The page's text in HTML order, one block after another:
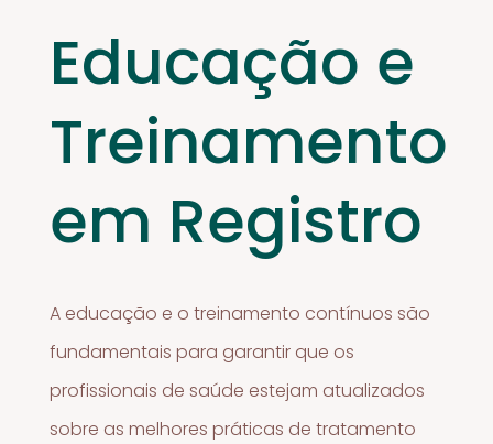
Educação e
Treinamento
em Registro
A educação e o treinamento contínuos são
fundamentais para garantir que os
profissionais de saúde estejam atualizados
sobre as melhores práticas de tratamento